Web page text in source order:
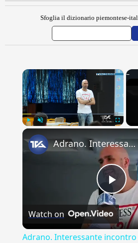
Sfoglia il dizionario piemontese-
×
Play
Adrano. Interessante incontro al liceo “Verga” con il prof. Fabio Gamberini. Studenti del Linguistic
Watch on
Adrano. Interessante incontro